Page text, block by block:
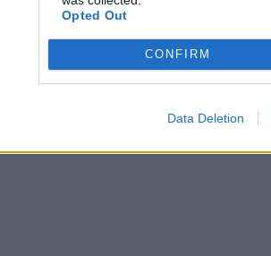
Opted Out
CONFIRM
Data Deletion